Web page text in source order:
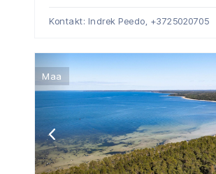
Kontakt: Indrek Peedo, +3725020705
Maa